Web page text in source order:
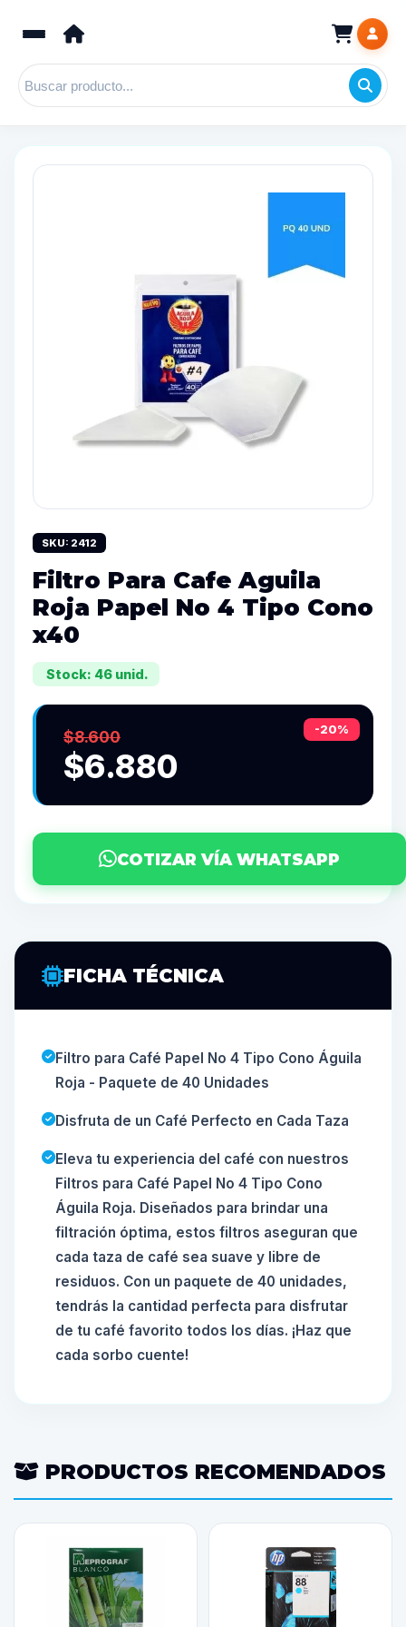
SKU: 2412
Filtro Para Cafe Aguila
Roja Papel No 4 Tipo Cono
x40
Stock: 46 unid.
-20%
$8.600
$6.880
COTIZAR VÍA WHATSAPP
FICHA TÉCNICA
Filtro para Café Papel No 4 Tipo Cono Águila
Roja - Paquete de 40 Unidades
Disfruta de un Café Perfecto en Cada Taza
Eleva tu experiencia del café con nuestros
Filtros para Café Papel No 4 Tipo Cono
Águila Roja. Diseñados para brindar una
filtración óptima, estos filtros aseguran que
cada taza de café sea suave y libre de
residuos. Con un paquete de 40 unidades,
tendrás la cantidad perfecta para disfrutar
de tu café favorito todos los días. ¡Haz que
cada sorbo cuente!
PRODUCTOS RECOMENDADOS